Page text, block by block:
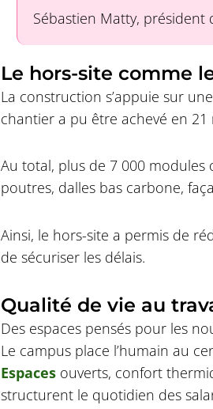
Sébastien Matty, président
Le hors-site comme
La construction s’appuie sur
chantier a pu être achevé en 21
Au total, plus de 7 000 modules
poutres, dalles bas carbone,
Ainsi, le hors-site a permis de
de sécuriser les délais.
Qualité de vie au
Des espaces pensés pour les
Le campus place l’humain au
Espaces ouverts, confort
structurent le quotidien des